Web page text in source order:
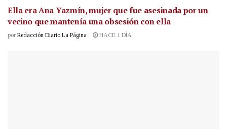
Ella era Ana Yazmín, mujer que fue asesinada por un
vecino que mantenía una obsesión con ella
por Redacción Diario La Página HACE 1 DÍA